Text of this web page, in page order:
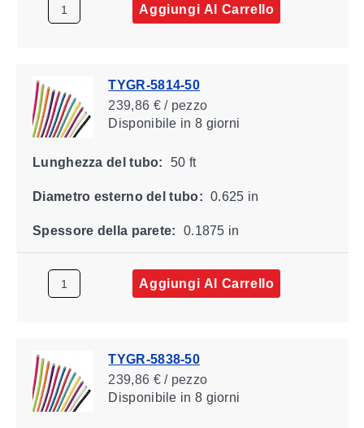
Aggiungi Al Carrello
TYGR-5814-50
239,86 € / pezzo
Disponibile in 8 giorni
Lunghezza del tubo: 50 ft
Diametro esterno del tubo: 0.625 in
Spessore della parete: 0.1875 in
Aggiungi Al Carrello
TYGR-5838-50
239,86 € / pezzo
Disponibile in 8 giorni